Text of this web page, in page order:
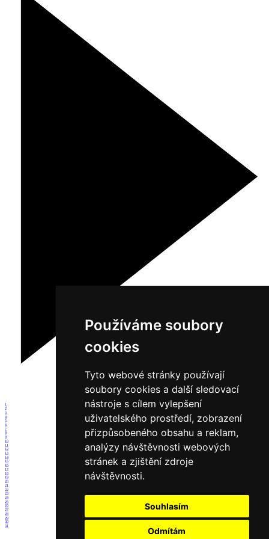
Používáme soubory
cookies
Tyto webové stránky používají
soubory cookies a další sledovací
nástroje s cílem vylepšení
uživatelského prostředí, zobrazení
přizpůsobeného obsahu a reklam,
analýzy návštěvnosti webových
stránek a zjištění zdroje
návštěvnosti.
Souhlasím
Odmítám
1
2
3
4
5
6
7
8
9
10
11
12
13
14
15
16
17
18
19
20
21
22
23
24
25
26
27
28
29
30
31